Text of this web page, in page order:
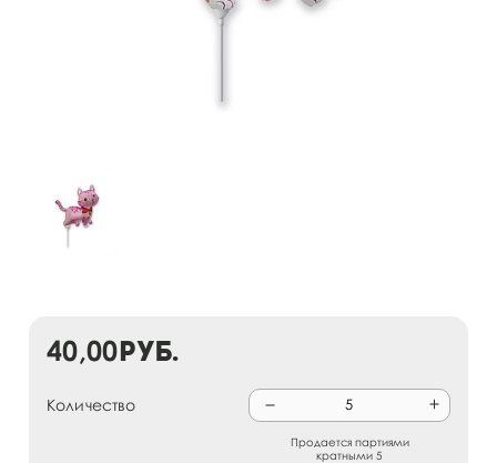
40,00руб.
Количество
Продается партиями
кратными 5